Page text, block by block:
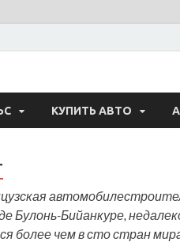
—
КУПИТЬ АВТО
Булонь-Бийанкуре,
более чем в сто стран